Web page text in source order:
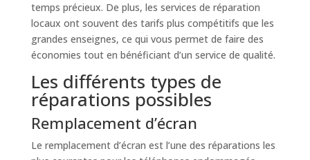
temps précieux. De plus, les services de réparation
locaux ont souvent des tarifs plus compétitifs que les
grandes enseignes, ce qui vous permet de faire des
économies tout en bénéficiant d’un service de qualité.
Les différents types de
réparations possibles
Remplacement d’écran
Le remplacement d’écran est l’une des réparations les